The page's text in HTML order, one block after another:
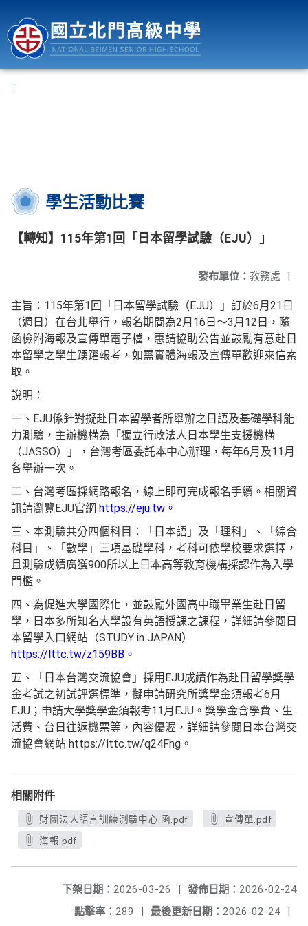
:::
學生活動比賽
【轉知】115年第1回「日本留學試驗（EJU）」
發布單位： 教務處 |
主旨：115年第1回「日本留學試驗（EJU）」訂於6月21日
（週日）在台北舉行，報名期間為2月16日～3月12日，隨
函檢附海報及宣傳單電子檔，惠請協助公告並鼓勵有意赴日
本留學之學生踴躍報考，如需實體海報及宣傳單歡迎來信索
取。
說明：
一、EJU係針對擬赴日本留學者所舉辦之日語及基礎學科能
力測驗，主辦機構為「獨立行政法人日本學生支援機構
（JASSO）」，台灣考區委託本中心辦理，每年6月及11月
各舉辦一次。
二、台灣考區採網路報名，線上即可完成報名手續。相關資
訊請瀏覽EJU官網 https://eju.tw。
三、本測驗共分四個科目：「日本語」及「理科」、「綜合
科目」、「數學」三項基礎學科，考科可依學校要求選擇，
且測驗成績廣獲900所以上日本高等教育機構採認作為入學
門檻。
四、為促進大學國際化，並鼓勵外國高中職畢業生赴日留
學，日本多所知名大學設有英語授課之課程，詳細請參閱日
本留學入口網站（STUDY in JAPAN）
https://lttc.tw/z159BB。
五、「日本台灣交流協會」採用EJU成績作為赴日留學獎學
金考試之初試評選標準，擬申請研究所獎學金須報考6月
EJU；申請大學獎學金須報考11月EJU。獎學金含學費、生
活費、台日往返機票等，內容優渥，詳細請參閱日本台灣交
流協會網站 https://lttc.tw/q24Fhg。
相關附件
財團法人語言訓練測驗中心 函.pdf
宣傳單.pdf
海報.pdf
發佈日期： 2026-02-24
下架日期： 2026-03-26
|
最後更新日期： 2026-02-24 |
點擊率： 289 |